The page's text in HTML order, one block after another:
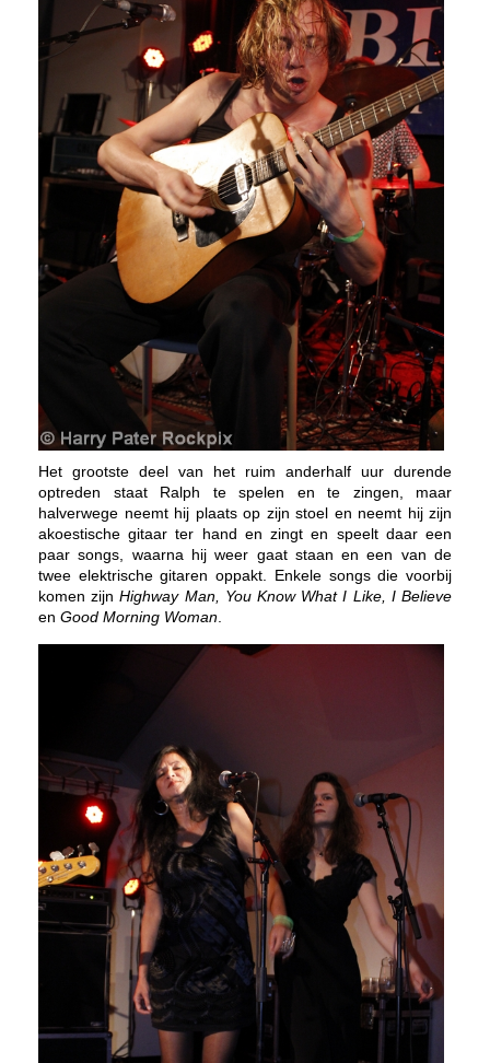
Het grootste deel van het ruim anderhalf uur durende
optreden staat Ralph te spelen en te zingen, maar
halverwege neemt hij plaats op zijn stoel en neemt hij zijn
akoestische gitaar ter hand en zingt en speelt daar een
paar songs, waarna hij weer gaat staan en een van de
twee elektrische gitaren oppakt. Enkele songs die voorbij
komen zijnHighway Man, You Know What I Like, I Believe
en Good Morning Woman